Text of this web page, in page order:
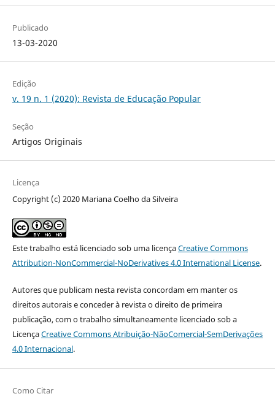
Publicado
13-03-2020
Edição
v. 19 n. 1 (2020): Revista de Educação Popular
Seção
Artigos Originais
Licença
Copyright (c) 2020 Mariana Coelho da Silveira
Este trabalho está licenciado sob uma licençaCreative Commons
Attribution-NonCommercial-NoDerivatives 4.0 International License.
Autores que publicam nesta revista concordam em manter os
direitos autorais e conceder à revista o direito de primeira
publicação, com o trabalho simultaneamente licenciado sob a
LicençaCreative Commons Atribuição-NãoComercial-SemDerivações
4.0 Internacional.
Como Citar